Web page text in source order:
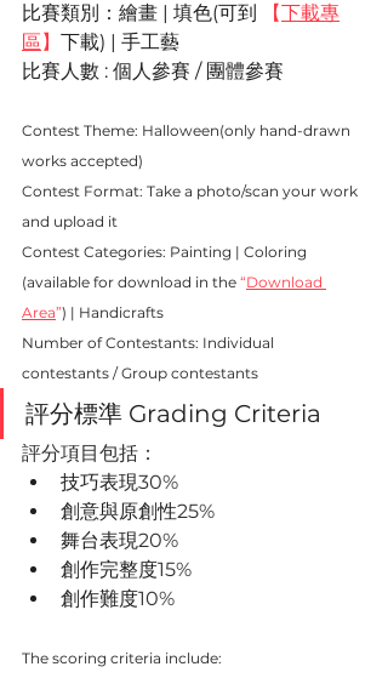
比賽類別： 繪畫 | 填色(可到 【下載專
區】 下載) | 手工藝
比賽人數 : 個人參賽 / 團體參賽
Contest Theme: Halloween(only hand-drawn
works accepted)
Contest Format: Take a photo/scan your work
and upload it
Contest Categories: Painting | Coloring
(available for download in the “Download
Area”) | Handicrafts
Number of Contestants: Individual
contestants / Group contestants
評分標準 Grading Criteria
評分項目包括：
技巧表現30%
創意與原創性25%
舞台表現20%
創作完整度15%
創作難度10%
The scoring criteria include: